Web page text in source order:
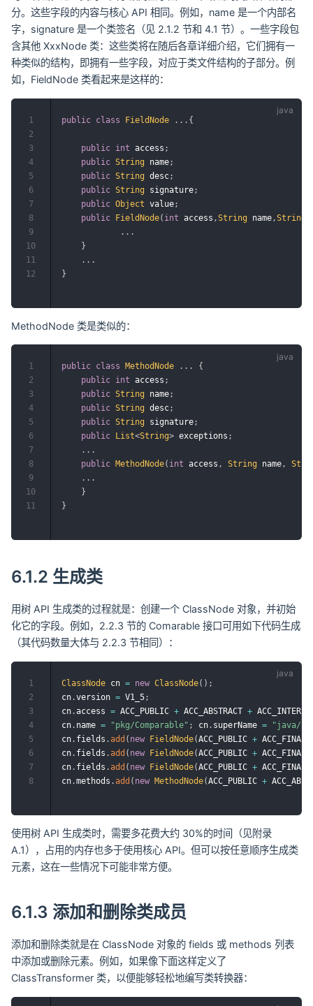
分。这些字段的内容与核心 API 相同。例如，name 是一个内部名
字，signature 是一个类签名（见 2.1.2 节和 4.1 节）。一些字段包
含其他 XxxNode 类：这些类将在随后各章详细介绍，它们拥有一
种类似的结构，即拥有一些字段，对应于类文件结构的子部分。例
如，FieldNode 类看起来是这样的：
public class FieldNode . . . {
public int access ;
public String name ;
public String desc ;
public String signature ;
public Object value ;
public FieldNode( int access ,String name ,String
. . .
}
. . .
}
1
2
3
4
5
6
7
8
9
10
11
12
MethodNode 类是类似的：
public class MethodNode . . .
{
public int access ;
public String name;
public String desc;
public String signature;
public
List<String> exceptions ;
. . .
public MethodNode( int access , String name,
. . .
}
}
1
2
3
4
5
6
7
8
9
10
11
6.1.2 生成类
用树 API 生成类的过程就是：创建一个 ClassNode 对象，并初始
化它的字段。例如，2.2.3 节的 Comarable 接口可用如下代码生成
（其代码数量大体与 2.2.3 节相同）：
ClassNode cn = new ClassNode( ) ;
cn .version = V1_5 ;
cn .access = ACC_PUBLIC + ACC_ABSTRACT +
cn . name = "pkg/Comparable" ; cn . superName =
"java/
cn . fields .add ( new FieldNode(ACC_PUBLIC + ACC_FINAL
cn . fields .add ( new FieldNode(ACC_PUBLIC + ACC_FINAL
cn . fields .add ( new FieldNode(ACC_PUBLIC + ACC_FINAL
cn .methods .add ( new MethodNode(ACC_PUBLIC +
1
2
3
4
5
6
7
8
使用树 API 生成类时，需要多花费大约 30%的时间（见附录
A.1），占用的内存也多于使用核心 API。但可以按任意顺序生成类
元素，这在一些情况下可能非常方便。
6.1.3 添加和删除类成员
添加和删除类就是在 ClassNode 对象的 fields 或 methods 列表
中添加或删除元素。例如，如果像下面这样定义了
ClassTransformer 类，以便能够轻松地编写类转换器：